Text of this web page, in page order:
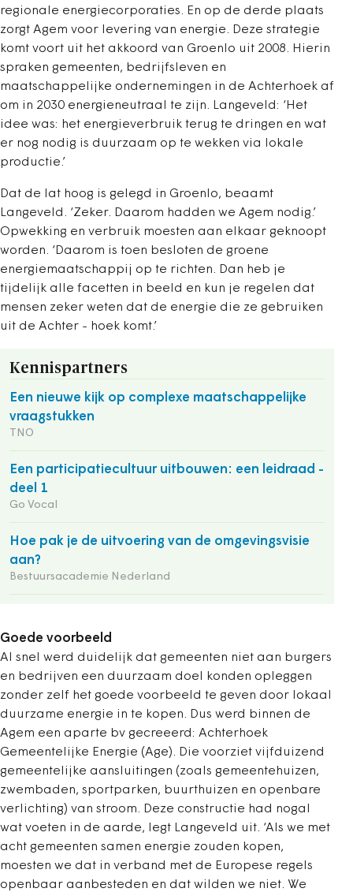
regionale energiecorporaties. En op de derde plaats
zorgt Agem voor levering van energie. Deze strategie
komt voort uit het akkoord van Groenlo uit 2008. Hierin
spraken gemeenten, bedrijfsleven en
maatschappelijke ondernemingen in de Achterhoek af
om in 2030 energieneutraal te zijn. Langeveld: ‘Het
idee was: het energieverbruik terug te dringen en wat
er nog nodig is duurzaam op te wekken via lokale
productie.’
Dat de lat hoog is gelegd in Groenlo, beaamt
Langeveld. ‘Zeker. Daarom hadden we Agem nodig.’
Opwekking en verbruik moesten aan elkaar geknoopt
worden. ‘Daarom is toen besloten de groene
energiemaatschappij op te richten. Dan heb je
tijdelijk alle facetten in beeld en kun je regelen dat
mensen zeker weten dat de energie die ze gebruiken
uit de Achter - hoek komt.’
Kennispartners
Een nieuwe kijk op complexe maatschappelijke
vraagstukken
TNO
Een participatiecultuur uitbouwen: een leidraad -
deel 1
Go Vocal
Hoe pak je de uitvoering van de omgevingsvisie
aan?
Bestuursacademie Nederland
Goede voorbeeld
Al snel werd duidelijk dat gemeenten niet aan burgers
en bedrijven een duurzaam doel konden opleggen
zonder zelf het goede voorbeeld te geven door lokaal
duurzame energie in te kopen. Dus werd binnen de
Agem een aparte bv gecreeerd: Achterhoek
Gemeentelijke Energie (Age). Die voorziet vijfduizend
gemeentelijke aansluitingen (zoals gemeentehuizen,
zwembaden, sportparken, buurthuizen en openbare
verlichting) van stroom. Deze constructie had nogal
wat voeten in de aarde, legt Langeveld uit. ‘Als we met
acht gemeenten samen energie zouden kopen,
moesten we dat in verband met de Europese regels
openbaar aanbesteden en dat wilden we niet. We